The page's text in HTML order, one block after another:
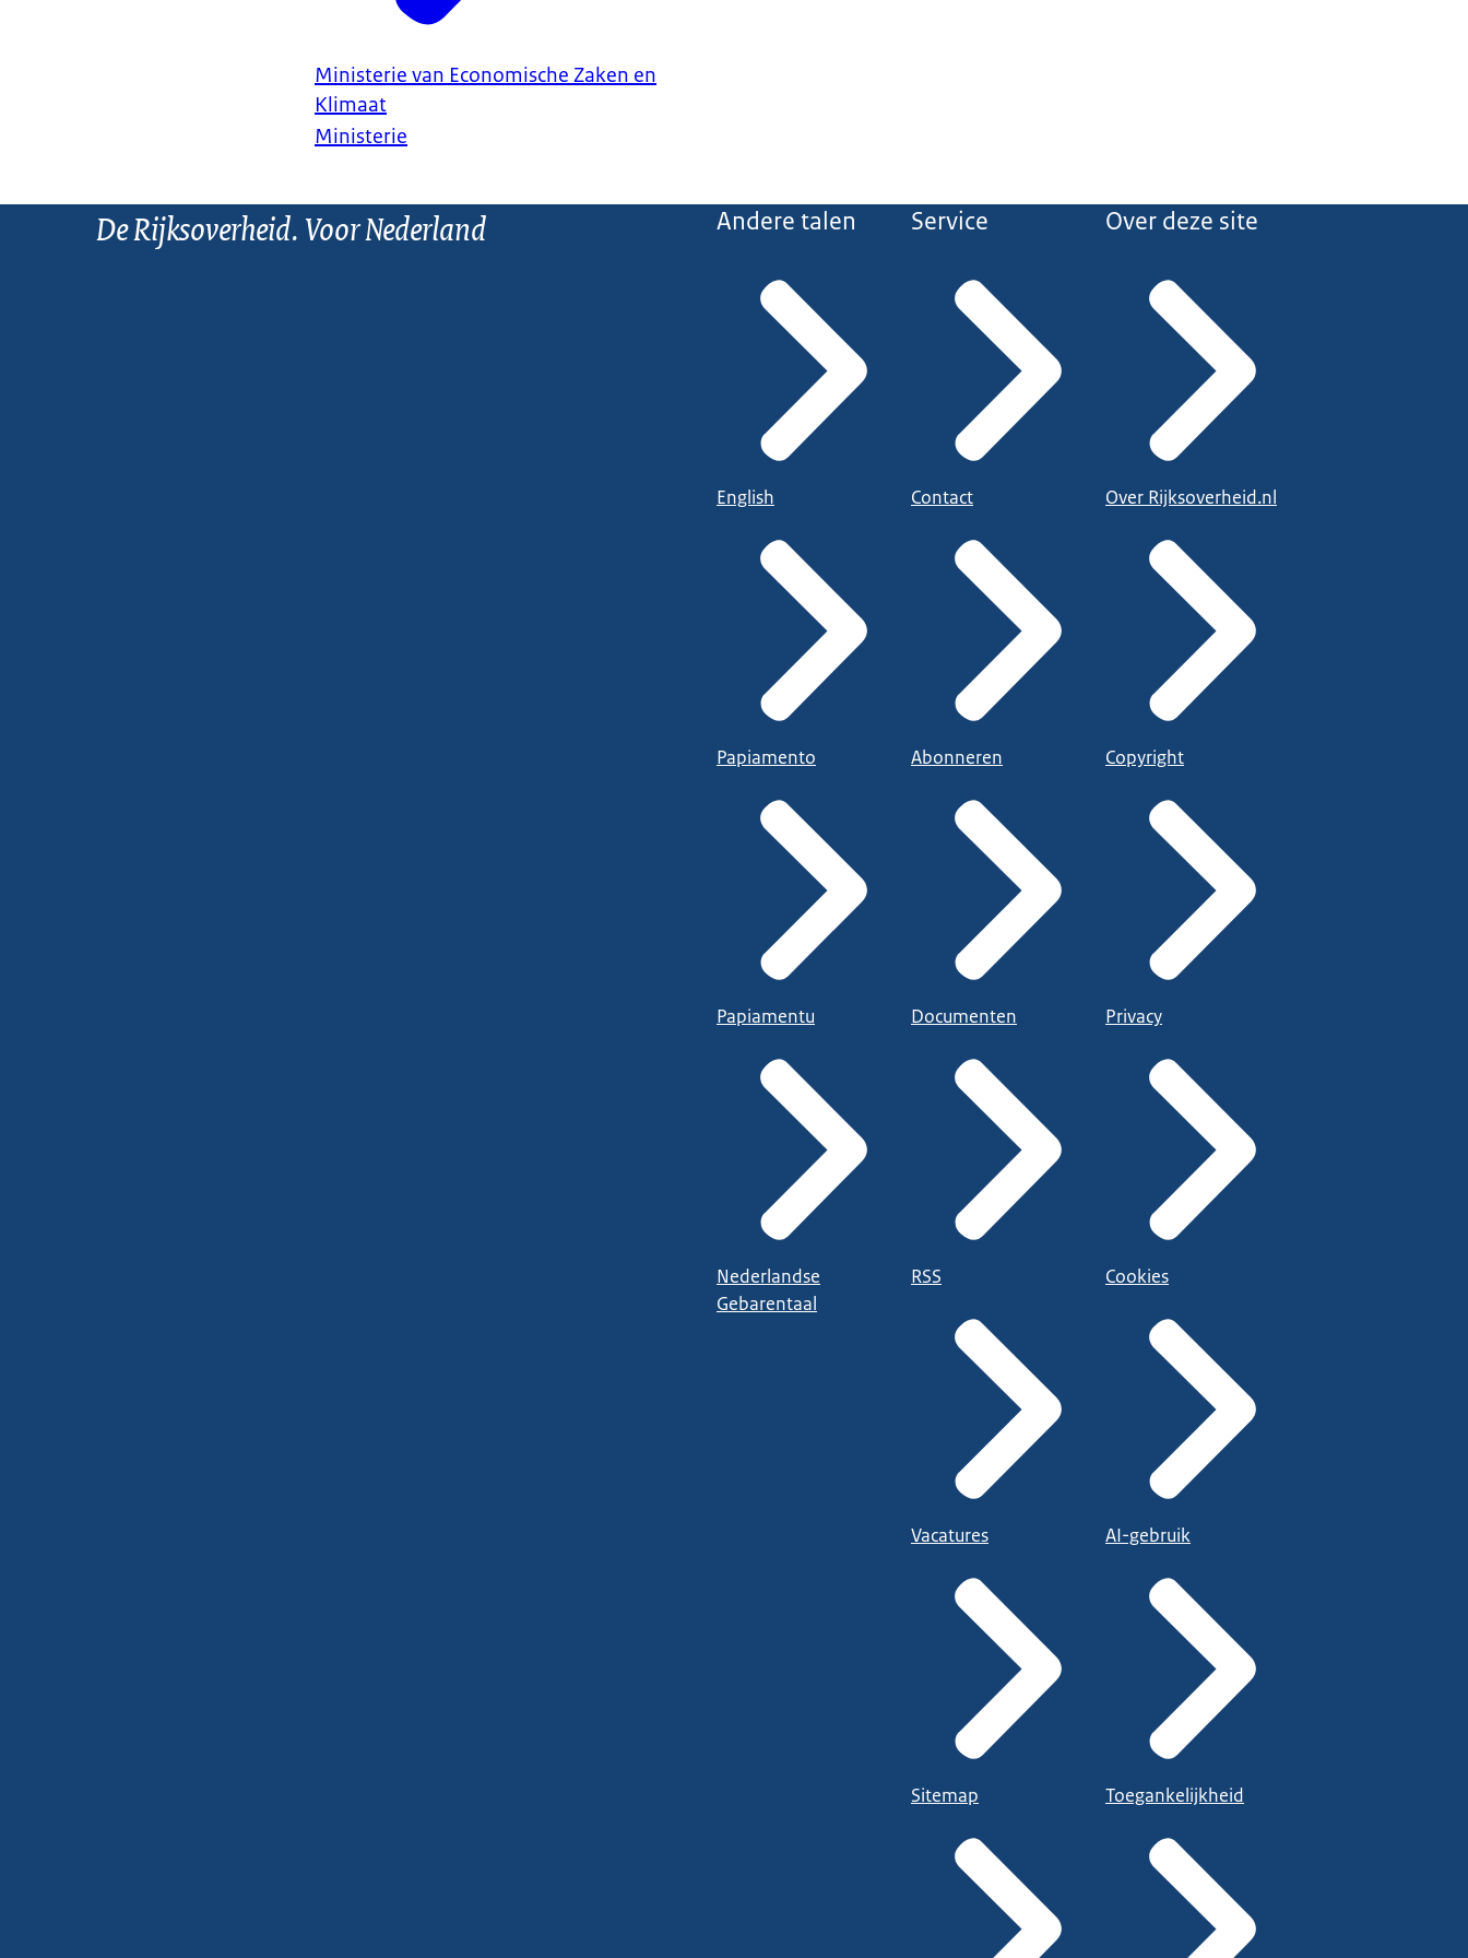
Ministerie van Economische Zaken en
Klimaat
Ministerie
De Rijksoverheid. Voor Nederland Andere talen
English
Papiamento
Papiamentu
Nederlandse
Gebarentaal
Service
Contact
Abonneren
Documenten
RSS
Vacatures
Sitemap
Over deze site
Over Rijksoverheid.nl
Copyright
Privacy
Cookies
AI-gebruik
Toegankelijkheid